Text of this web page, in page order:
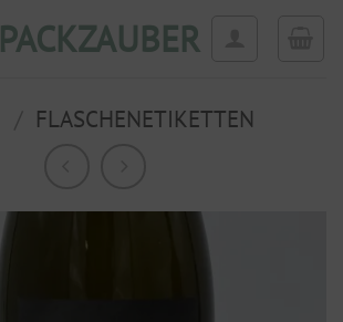
PACKZAUBER
FLASCHENETIKETTEN